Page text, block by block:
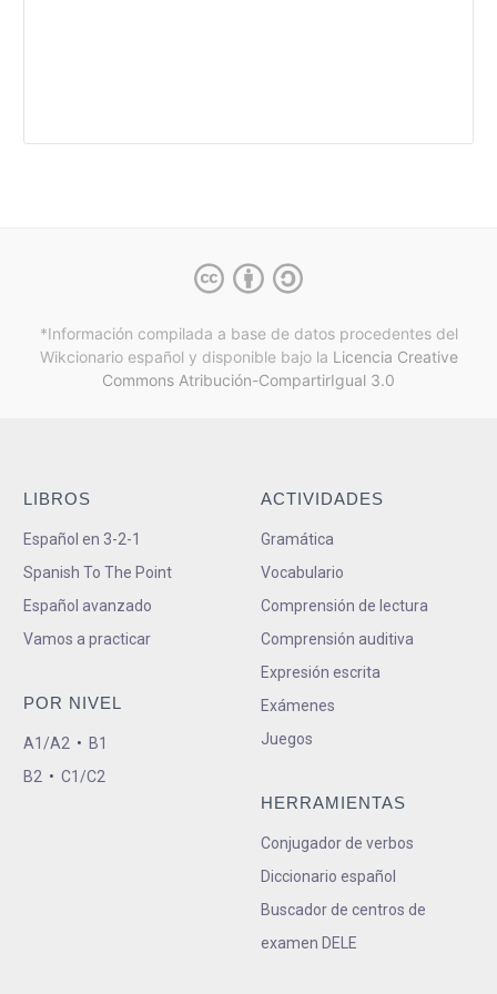
*Información compilada a base de datos procedentes del
Wikcionario español y disponible bajo la Licencia Creative
Commons Atribución-CompartirIgual 3.0
LIBROS
Español en 3-2-1
Spanish To The Point
Español avanzado
Vamos a practicar
POR NIVEL
A1/A2 • B1
B2 • C1/C2
ACTIVIDADES
Gramática
Vocabulario
Comprensión de lectura
Comprensión auditiva
Expresión escrita
Exámenes
Juegos
HERRAMIENTAS
Conjugador de verbos
Diccionario español
Buscador de centros de
examen DELE